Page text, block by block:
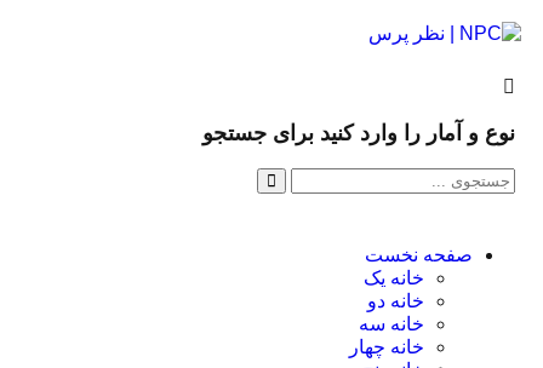
نوع و آمار را وارد کنید برای جستجو
صفحه نخست
خانه یک
خانه دو
خانه سه
خانه چهار